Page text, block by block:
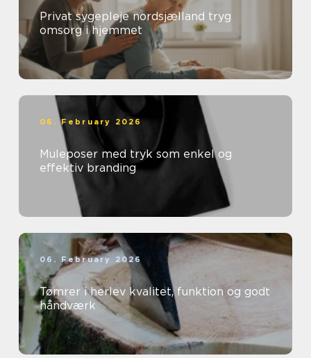
Privat sygepleje nordsjælland tryg
omsorg i hjemmet
06. February 2026
Muleposer med tryk som enkel og
effektiv branding
06. February 2026
Tømrer i herlev kvalitet, funktion og godt
håndværk